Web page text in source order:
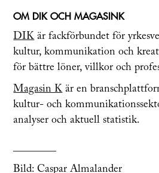
OM DIK OCH MAGASINK
DIK är fackförbundet för
kultur, kommunikation och
för bättre löner, villkor och
Magasin K är en
kultur- och
analyser och aktuell statistik.
Bild: Caspar Almalander